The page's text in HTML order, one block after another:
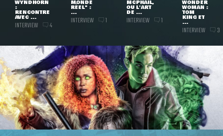
WYNDHORN
:
RENCONTRE
AVEC ...
INTERVIEW 4
MONDE
RÉEL" :
...
INTERVIEW 1
MCPHAIL,
OU L'ART
DE ...
INTERVIEW 1
WONDER
WOMAN :
TOM
KING ET
...
INTERVIEW 3